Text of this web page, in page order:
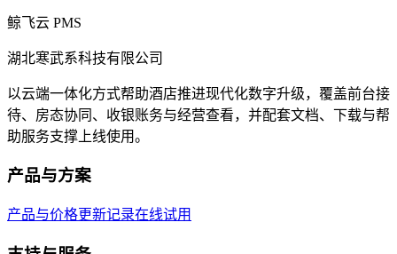
鲸飞云 PMS
湖北寒武系科技有限公司
以云端一体化方式帮助酒店推进现代化数字升级，覆盖前台接
待、房态协同、收银账务与经营查看，并配套文档、下载与帮
助服务支撑上线使用。
产品与方案
产品与价格更新记录在线试用